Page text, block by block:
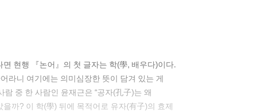
면 현행 『논어』의 첫 글자는 학(學, 배우다)이다.
라니 여기에는 의미심장한 뜻이 담겨 있는 게
중 한 사람인 윤재근은 “공자(孔子)는 왜
까? 이 학(學) 뒤에 목적어로 유자(有子)의 효제